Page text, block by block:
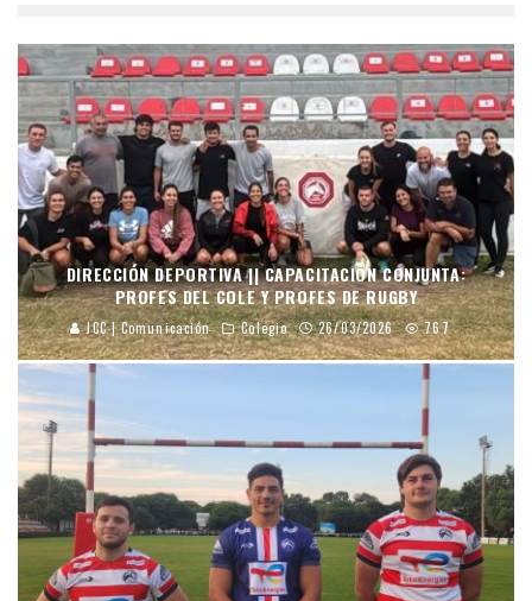
DIRECCIÓN DEPORTIVA || CAPACITACIÓN CONJUNTA:
PROFES DEL COLE Y PROFES DE RUGBY
JCC | Comunicación Colegio 26/03/2026 767